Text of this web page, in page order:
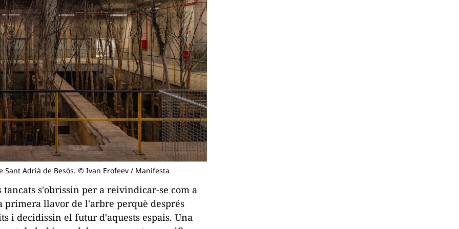
Sant Adrià de Besòs. © Ivan Erofeev / Manifesta
s'obrissin per a reivindicar-se com a
primera llavor de l'arbre perquè després
i decidissin el futur d'aquests espais. Una